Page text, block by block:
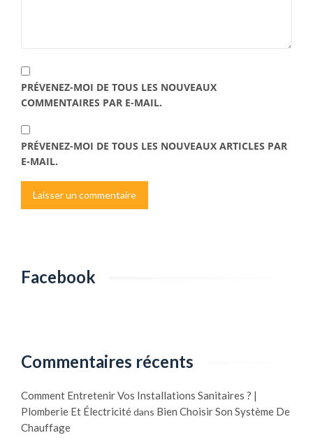
PRÉVENEZ-MOI DE TOUS LES NOUVEAUX
COMMENTAIRES PAR E-MAIL.
PRÉVENEZ-MOI DE TOUS LES NOUVEAUX ARTICLES PAR
E-MAIL.
Facebook
Commentaires récents
Comment Entretenir Vos Installations Sanitaires ? |
Plomberie Et Électricitédans Bien Choisir Son Système De
Chauffage